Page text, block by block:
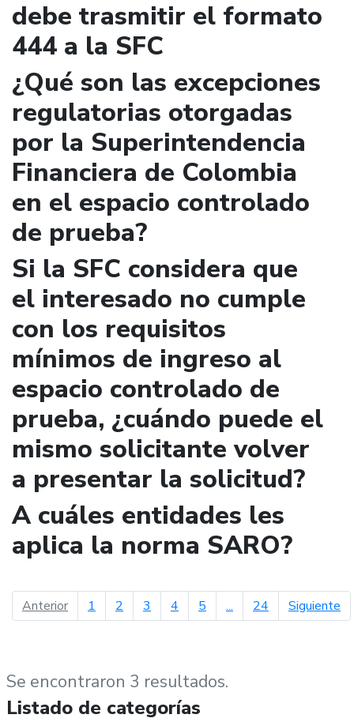
debe trasmitir el formato
444 a la SFC
¿Qué son las excepciones
regulatorias otorgadas
por la Superintendencia
Financiera de Colombia
en el espacio controlado
de prueba?
Si la SFC considera que
el interesado no cumple
con los requisitos
mínimos de ingreso al
espacio controlado de
prueba, ¿cuándo puede el
mismo solicitante volver
a presentar la solicitud?
A cuáles entidades les
aplica la norma SARO?
Anteriorpágina anterior
1 2 3 4 5 ... 24 Siguiente
Se encontraron 3 resultados.
Listado de categorías